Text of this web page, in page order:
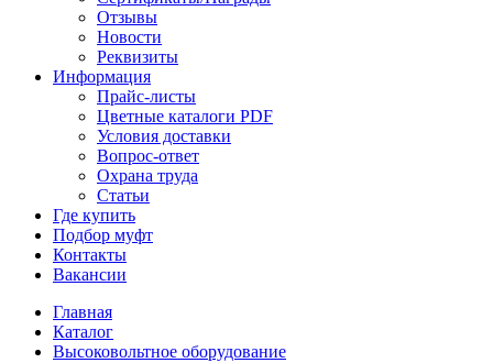
Отзывы
Новости
Реквизиты
Информация
Прайс-листы
Цветные каталоги PDF
Условия доставки
Вопрос-ответ
Охрана труда
Статьи
Где купить
Подбор муфт
Контакты
Вакансии
Главная
Каталог
Высоковольтное оборудование